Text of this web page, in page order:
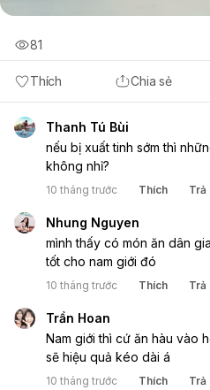
Thích Chia sẻ
81
Thanh Tú Bùi
nếu bị xuất tinh sớm thì
không nhỉ?
10 tháng trước Thích Trả
Nhung Nguyen
mình thấy có món ăn dân
tốt cho nam giới đó
10 tháng trước Thích Trả
Trần Hoan
Nam giới thì cứ ăn hàu vào
sẽ hiệu quả kéo dài á
10 tháng trước Thích Trả